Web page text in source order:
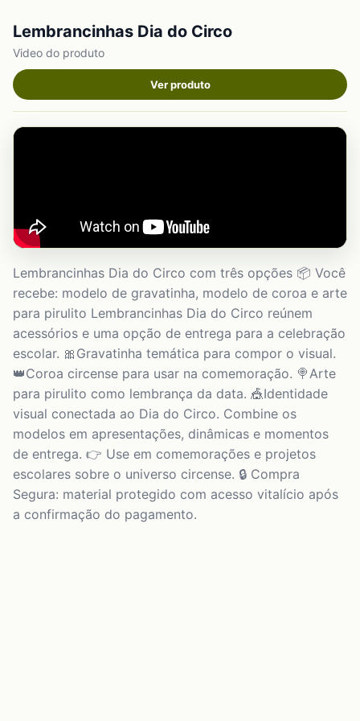
Lembrancinhas Dia do Circo
Video do produto
Ver produto
Lembrancinhas Dia do Circo com três opções 📦 Você
recebe: modelo de gravatinha, modelo de coroa e arte
para pirulito Lembrancinhas Dia do Circo reúnem
acessórios e uma opção de entrega para a celebração
escolar. 🎀Gravatinha temática para compor o visual.
👑Coroa circense para usar na comemoração. 🍭Arte
para pirulito como lembrança da data. 🎪Identidade
visual conectada ao Dia do Circo. Combine os
modelos em apresentações, dinâmicas e momentos
de entrega. 👉 Use em comemorações e projetos
escolares sobre o universo circense. 🔒 Compra
Segura: material protegido com acesso vitalício após
a confirmação do pagamento.